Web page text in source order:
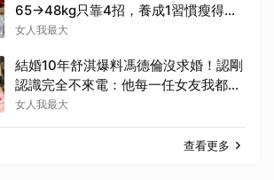
65→48kg只靠4招，養成1習慣瘦得快
又不復胖
女人我最大
結婚10年舒淇爆料馮德倫沒求婚！認剛
認識完全不來電：他每一任女友我都很
熟
女人我最大
查看更多